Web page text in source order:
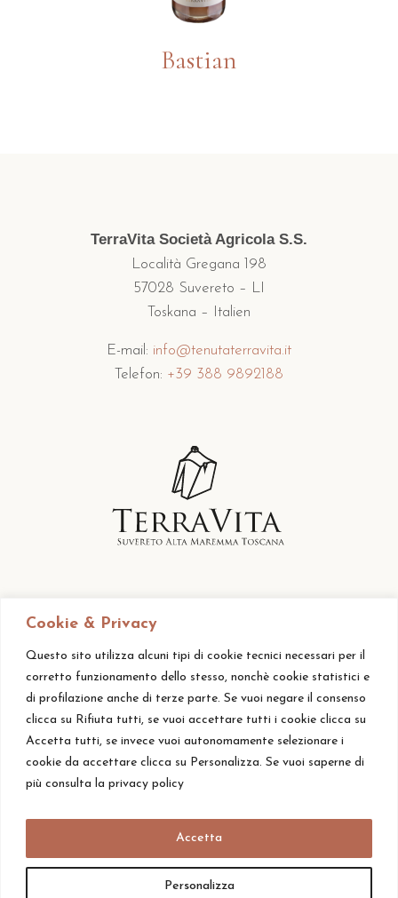
Cookie & Privacy
Questo sito utilizza alcuni tipi di cookie tecnici necessari per il
corretto funzionamento dello stesso, nonchè cookie statistici e
di profilazione anche di terze parte. Se vuoi negare il consenso
clicca su Rifiuta tutti, se vuoi accettare tutti i cookie clicca su
Accetta tutti, se invece vuoi autonomamente selezionare i
cookie da accettare clicca su Personalizza. Se vuoi saperne di
più consulta la privacy policy
Personalizza
Accetta
Bastian
TerraVita Società Agricola S.S.
Località Gregana 198
57028 Suvereto – LI
Toskana – Italien
E-mail: info@tenutaterravita.it
Telefon: +39 388 9892188
© Alle Rechte vorbehalten – Tenuta TerraVita S.S. – V.A.T.:
01746300498 – CIN: IT049020B5FQYRTIAK –Privacy Policy
–Cookie Policy